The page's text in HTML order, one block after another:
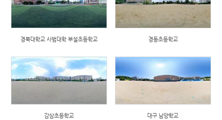
경북대학교 사범대학 부설초등학교 경동초등학교
감삼초등학교 대구 남양학교